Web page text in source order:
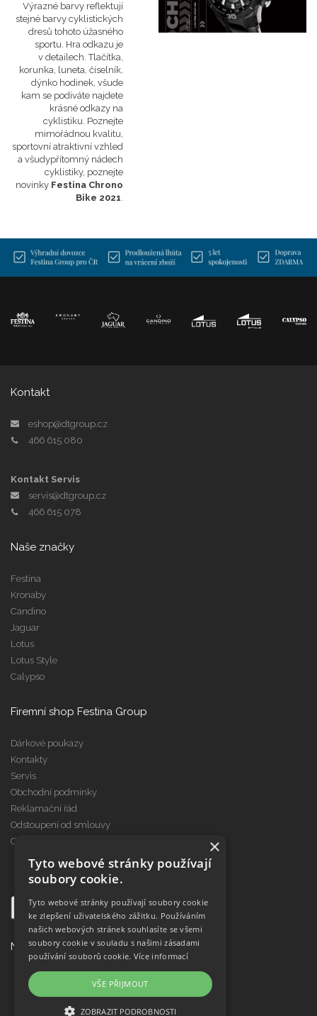
Výrazné barvy reflektují
stejné barvy cyklistických
dresů tohoto úžasného
sportu. Hra odkazu je
v detailech. Tlačítka,
korunka, luneta, číselník,
dýnko hodinek, všude
kam se podíváte najdete
krásné odkazy na
cyklistiku. Poznejte
mimořádnou kvalitu,
sportovní atraktivní vzhled
a všudypřítomný nádech
cyklistiky, poznejte
novinky Festina Chrono
Bike 2021.
Kontakt
eshop@dtgroup.cz
466 615 080
Kontakt Servis
servis@dtgroup.cz
466 615 078
Naše značky
Festina
Kronaby
Candino
Jaguar
Lotus
Lotus Style
Calypso
Firemní shop Festina Group
Dárkové poukazy
Kontakty
Servis
Obchodní podmínky
Reklamační řád
Odstoupení od smlouvy
Cookies
Najdete nás na
×
Tyto webové stránky používají
soubory cookie.
Tyto webové stránky používají soubory cookie
ke zlepšení uživatelského zážitku. Používáním
našich webových stránek souhlasíte se všemi
soubory cookie v souladu s našimi zásadami
používání souborů cookie. Více informací
VŠE PŘIJMOUT
ZOBRAZIT PODROBNOSTI